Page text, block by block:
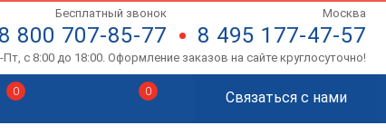
Москва
8 495 177-47-57
Бесплатный звонок
8 800 707-85-77
Пт, с 8:00 до 18:00. Оформление заказов на сайте круглосуточно!
Связаться с нами
0 0